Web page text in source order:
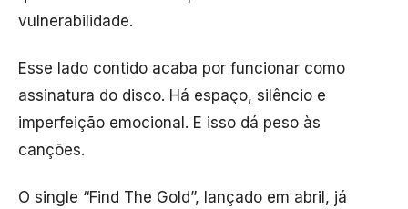
vulnerabilidade.
Esse lado contido acaba por funcionar como
assinatura do disco. Há espaço, silêncio e
imperfeição emocional. E isso dá peso às
canções.
O single “Find The Gold”, lançado em abril, já